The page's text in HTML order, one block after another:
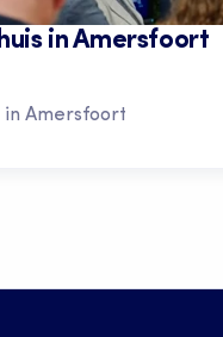
in Amersfoort
in Amersfoort